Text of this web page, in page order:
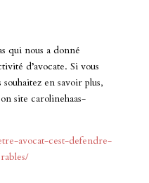
qui nous a donné
d’avocate. Si vous
en savoir plus,
site carolinehaas-
avocat-cest-defendre-